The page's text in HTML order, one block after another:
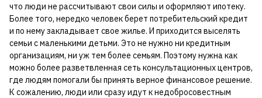
что люди не рассчитывают свои силы и оформляют ипотеку.
Более того, нередко человек берет потребительский кредит
и по нему закладывает свое жилье. И приходится выселять
семьи с маленькими детьми. Это не нужно ни кредитным
организациям, ни уж тем более семьям. Поэтому нужна как
можно более разветвленная сеть консультационных центров,
где людям помогали бы принять верное финансовое решение.
К сожалению, люди или сразу идут к недобросовестным